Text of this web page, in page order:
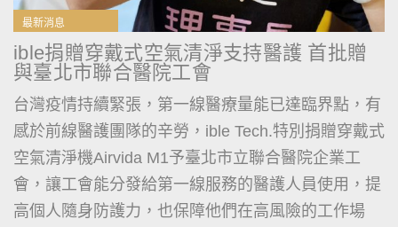
最新消息
ible捐贈穿戴式空氣清淨支持醫護 首批贈
與臺北市聯合醫院工會
台灣疫情持續緊張，第一線醫療量能已達臨界點，有
感於前線醫護團隊的辛勞，ible Tech.特別捐贈穿戴式
空氣清淨機Airvida M1予臺北市立聯合醫院企業工
會，讓工會能分發給第一線服務的醫護人員使用，提
高個人隨身防護力，也保障他們在高風險的工作場